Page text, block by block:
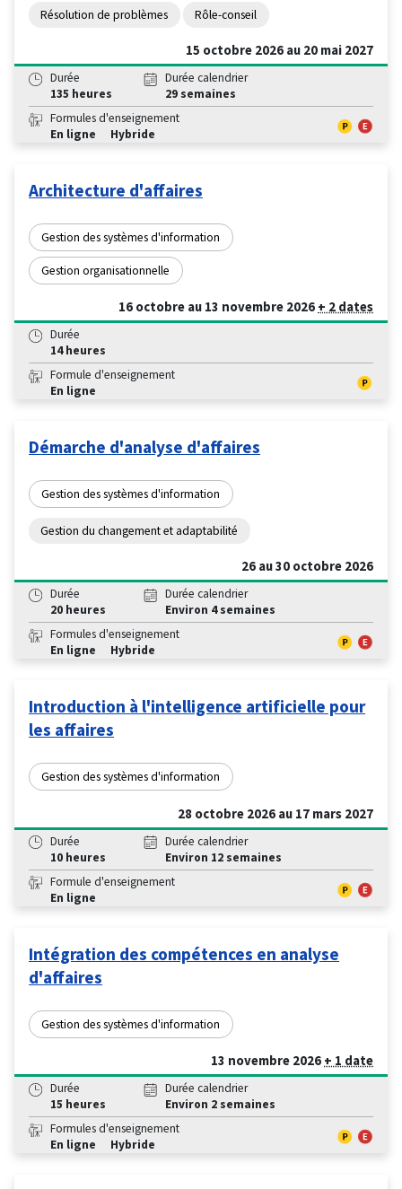
Résolution de problèmes Rôle-conseil
15 octobre 2026 au 20 mai 2027
Durée
135 heures
Durée calendrier
29 semaines
Formules d'enseignement
En ligne
Hybride
Architecture d'affaires
Gestion des systèmes d'information
Gestion organisationnelle
16 octobre au 13 novembre 2026 + 2 dates
Durée
14 heures
Formule d'enseignement
En ligne
Démarche d'analyse d'affaires
Gestion des systèmes d'information
Gestion du changement et adaptabilité
26 au 30 octobre 2026
Durée
20 heures
Durée calendrier
Environ 4 semaines
Formules d'enseignement
En ligne
Hybride
Introduction à l'intelligence artificielle pour
les affaires
Gestion des systèmes d'information
28 octobre 2026 au 17 mars 2027
Durée
10 heures
Durée calendrier
Environ 12 semaines
Formule d'enseignement
En ligne
Intégration des compétences en analyse
d'affaires
Gestion des systèmes d'information
13 novembre 2026+ 1 date
Durée
15 heures
Durée calendrier
Environ 2 semaines
Formules d'enseignement
En ligne
Hybride